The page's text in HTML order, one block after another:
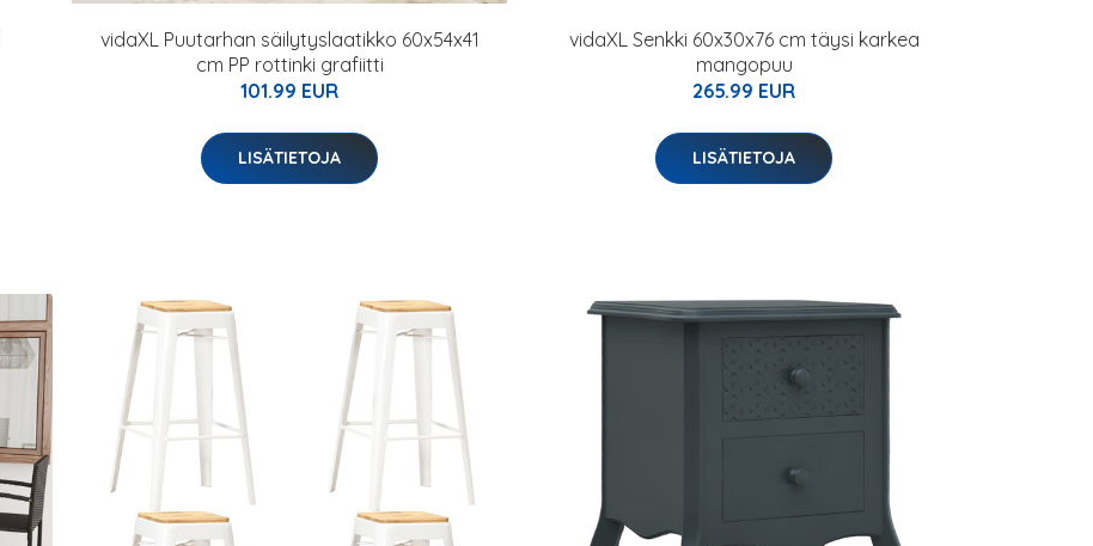
vidaXL Puutarhan säilytyslaatikko 60x54x41
cm PP rottinki grafiitti
101.99 EUR
LISÄTIETOJA
vidaXL Senkki 60x30x76 cm täysi karkea
mangopuu
265.99 EUR
LISÄTIETOJA